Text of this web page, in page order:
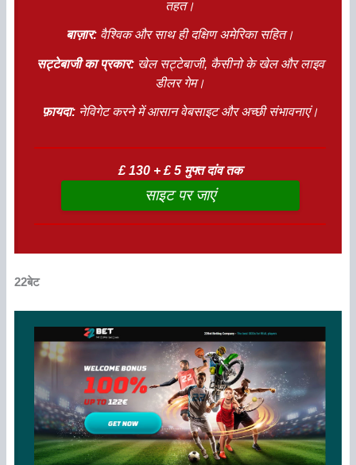
तहत।
बाज़ार: वैश्विक और साथ ही दक्षिण अमेरिका सहित।
सट्टेबाजी का प्रकार:खेल सट्टेबाजी, कैसीनो के खेल और लाइव
डीलर गेम।
फ़ायदा: नेविगेट करने में आसान वेबसाइट और अच्छी संभावनाएं।
£ 130 + £ 5 मुफ्त दांव तक
साइट पर जाएं
22बेट